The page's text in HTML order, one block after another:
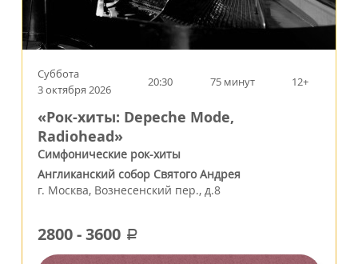
Суббота
3 октября 2026
20:30 75 минут 12+
«Рок-хиты: Depeche Mode,
Radiohead»
Симфонические рок-хиты
Англиканский собор Святого Андрея
г. Москва, Вознесенский пер., д.8
2800-3600 a